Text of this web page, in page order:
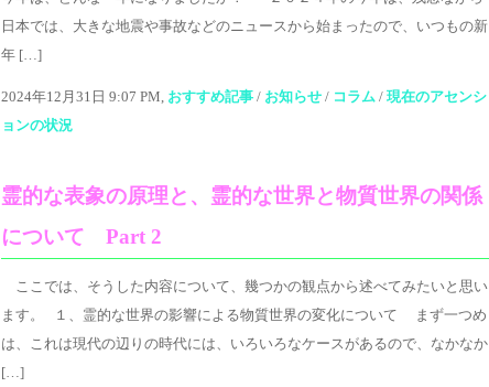
日本では、大きな地震や事故などのニュースから始まったので、いつもの新
年 […]
2024年12月31日 9:07 PM, おすすめ記事 / お知らせ / コラム / 現在のアセンシ
ョンの状況
霊的な表象の原理と、霊的な世界と物質世界の関係
について Part 2
ここでは、そうした内容について、幾つかの観点から述べてみたいと思い
ます。 １、霊的な世界の影響による物質世界の変化について まず一つめ
は、これは現代の辺りの時代には、いろいろなケースがあるので、なかなか
[…]